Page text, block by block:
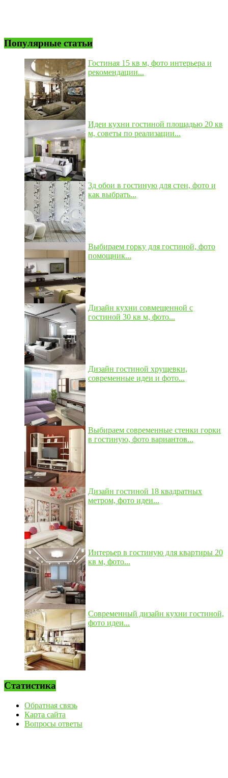
Популярные статьи
Гостиная 15 кв м, фото интерьера и
рекомендации...
Идеи кухни гостиной площадью 20 кв
м, советы по реализации...
3д обои в гостиную для стен, фото и
как выбрать...
Выбираем горку для гостиной, фото
помощник...
Дизайн кухни совмещенной с
гостиной 30 кв м, фото...
Дизайн гостиной хрущевки,
современные идеи и фото...
Выбираем современные стенки горки
в гостиную, фото вариантов...
Дизайн гостиной 18 квадратных
метром, фото идеи...
Интерьер в гостиную для квартиры 20
кв м, фото...
Современный дизайн кухни гостиной,
фото идеи...
Статистика
Обратная связь
Карта сайта
Вопросы ответы